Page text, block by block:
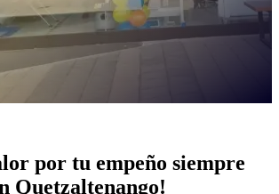
por tu empeño siempre
Quetzaltenango!